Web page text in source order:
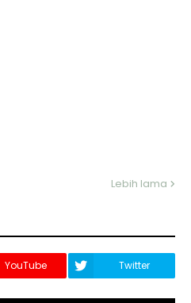
Lebih lama
YouTube Twitter